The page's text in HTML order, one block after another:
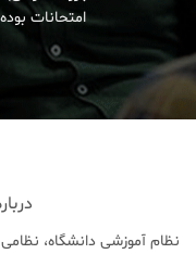
امتحانات
نظام آموزشی دانشگاه،